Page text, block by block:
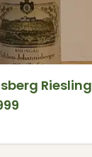
Riesling